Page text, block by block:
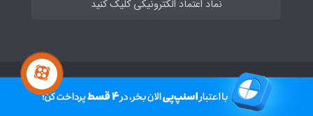
نماد اعتماد الکترونیکی کلیک کنید